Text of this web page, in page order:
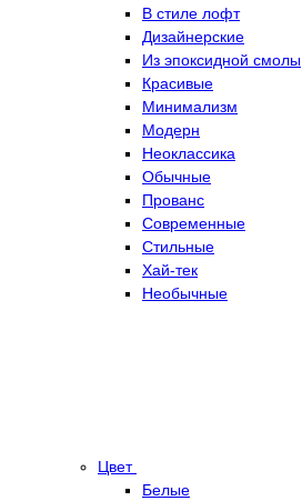
В стиле лофт
Дизайнерские
Из эпоксидной смолы
Красивые
Минимализм
Модерн
Неоклассика
Обычные
Прованс
Современные
Стильные
Хай-тек
Необычные
Цвет
Белые